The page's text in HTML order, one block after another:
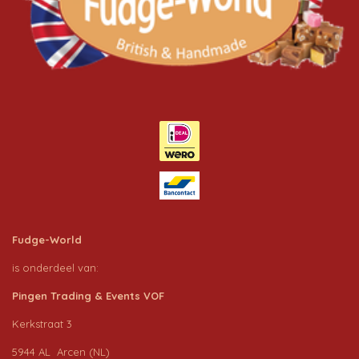
Fudge-World
is onderdeel van:
Pingen Trading & Events VOF
Kerkstraat 3
5944 AL Arcen (NL)